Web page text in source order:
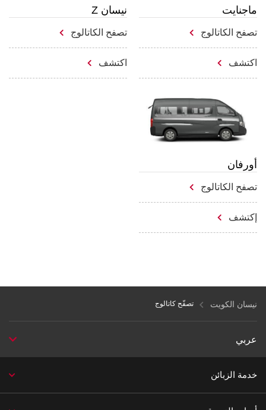
ماجنايت
تصفح الكاتالوج
اكتشف
نيسان Z
تصفح الكاتالوج
اكتشف
أورفان
تصفح الكاتالوج
إكتشف
نيسان الكويت تصفّح كاتالوج
عربي
G
خدمة الزبائن